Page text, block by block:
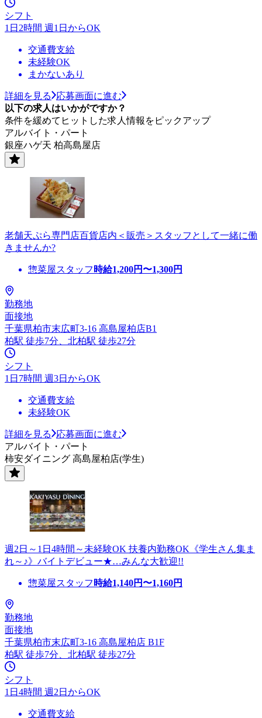
シフト
1日2時間 週1日からOK
交通費支給
未経験OK
まかないあり
詳細を見る
応募画面に進む
以下の求人はいかがですか？
条件を緩めてヒットした求人情報をピックアップ
アルバイト・パート
銀座ハゲ天 柏高島屋店
老舗天ぷら専門店百貨店内＜販売＞スタッフとして一緒に働
きませんか?
惣菜屋スタッフ 時給1,200円〜1,300円
勤務地
面接地
千葉県柏市末広町3-16 高島屋柏店B1
柏駅 徒歩7分、北柏駅 徒歩27分
シフト
1日7時間 週3日からOK
交通費支給
未経験OK
詳細を見る
応募画面に進む
アルバイト・パート
柿安ダイニング 高島屋柏店(学生)
週2日～1日4時間～未経験OK 扶養内勤務OK《学生さん集ま
れ～♪》バイトデビュー★…みんな大歓迎!!
惣菜屋スタッフ 時給1,140円〜1,160円
勤務地
面接地
千葉県柏市末広町3-16 高島屋柏店 B1F
柏駅 徒歩7分、北柏駅 徒歩27分
シフト
1日4時間 週2日からOK
交通費支給